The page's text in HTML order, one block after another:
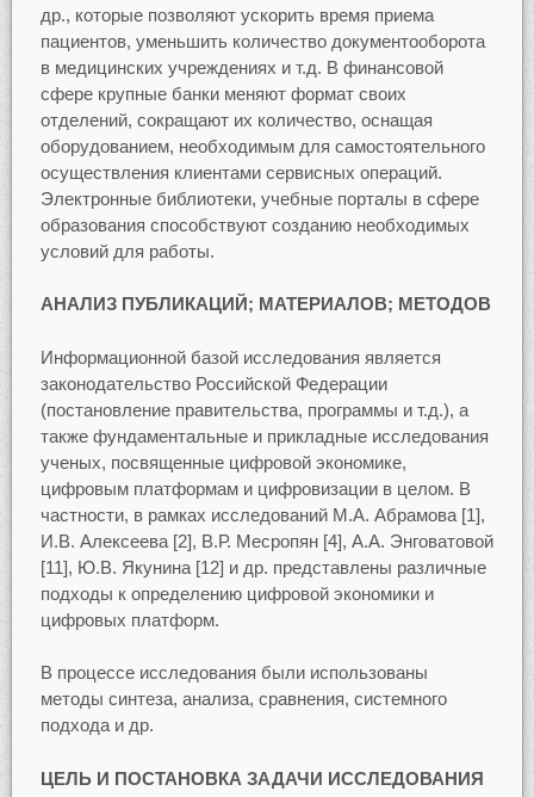
др., которые позволяют ускорить время приема
пациентов, уменьшить количество документооборота
в медицинских учреждениях и т.д. В финансовой
сфере крупные банки меняют формат своих
отделений, сокращают их количество, оснащая
оборудованием, необходимым для самостоятельного
осуществления клиентами сервисных операций.
Электронные библиотеки, учебные порталы в сфере
образования способствуют созданию необходимых
условий для работы.
АНАЛИЗ ПУБЛИКАЦИЙ; МАТЕРИАЛОВ; МЕТОДОВ
Информационной базой исследования является
законодательство Российской Федерации
(постановление правительства, программы и т.д.), а
также фундаментальные и прикладные исследования
ученых, посвященные цифровой экономике,
цифровым платформам и цифровизации в целом. В
частности, в рамках исследований М.А. Абрамова [1],
И.В. Алексеева [2], В.Р. Месропян [4], А.А. Энговатовой
[11], Ю.В. Якунина [12] и др. представлены различные
подходы к определению цифровой экономики и
цифровых платформ.
В процессе исследования были использованы
методы синтеза, анализа, сравнения, системного
подхода и др.
ЦЕЛЬ И ПОСТАНОВКА ЗАДАЧИ ИССЛЕДОВАНИЯ